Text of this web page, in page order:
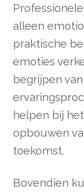
alleen
praktische
emoties
begrijpen
helpen bij
opbouwen
toekomst.
Bovendien